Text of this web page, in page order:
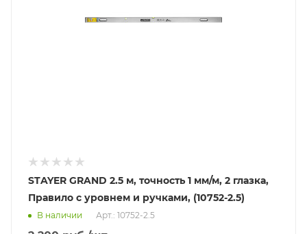
STAYER GRAND 2.5 м, точность 1 мм/м, 2 глазка,
Правило с уровнем и ручками, (10752-2.5)
В наличии Арт.: 10752-2.5